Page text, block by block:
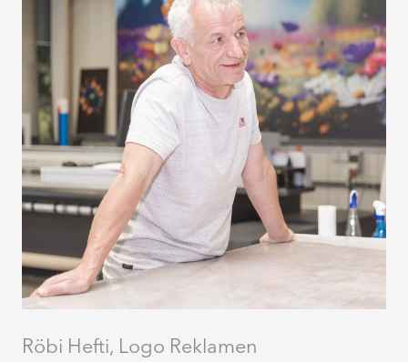
Röbi Hefti, Logo Reklamen